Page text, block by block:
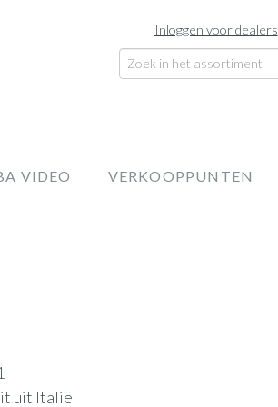
Inloggen voor dealers
VIDEO VERKOOPPUNTEN
uit Italië